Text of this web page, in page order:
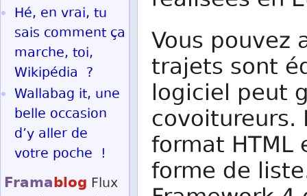
Vous pouvez
trajets sont
logiciel peut
covoitureurs.
format HTML
forme de
Hé, en vrai, tu
sais comment ça
marche, toi,
Wikipédia ?
Wallabag it, une
belle occasion
d’y aller de
votre poche !
Framablog Flux